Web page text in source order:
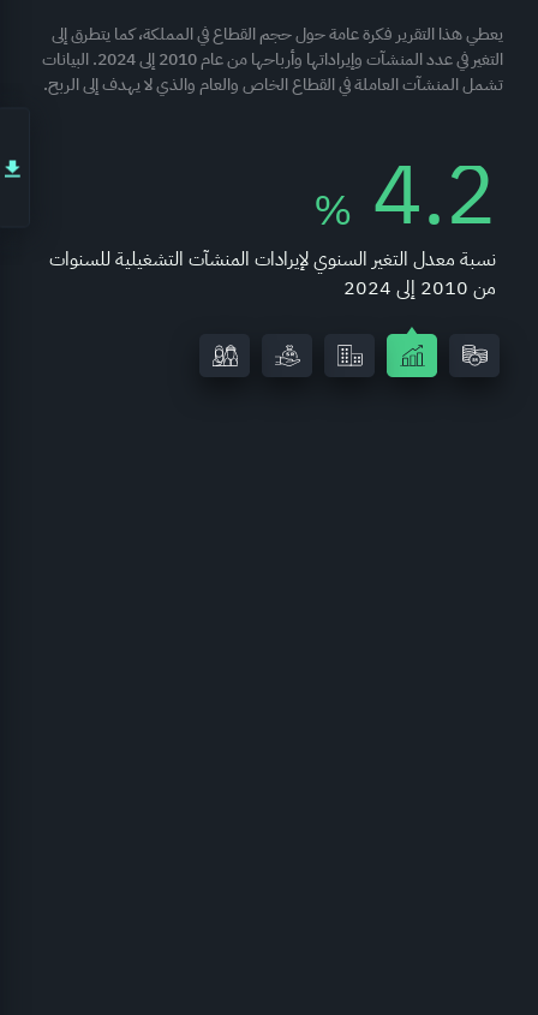
يعطي هذا التقرير فكرة عامة حول حجم القطاع في المملكة، كما يتطرق إلى
التغير في عدد المنشآت وإيراداتها وأرباحها من عام 2010 إلى 2024. البيانات
تشمل المنشآت العاملة في القطاع الخاص والعام والذي لا يهدف إلى الربح.
4.2
%
نسبة معدل التغير السنوي لإيرادات المنشآت التشغيلية للسنوات
من 2010 إلى 2024